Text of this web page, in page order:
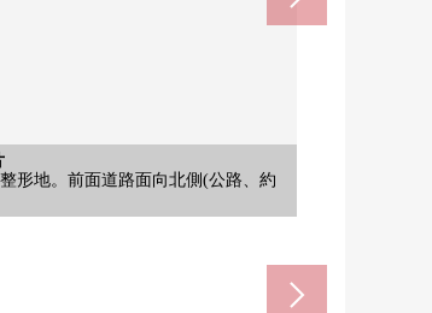
形地。前面道路面向北側(公路、約
形地。前面道路面向北側(公路、約
形地。前面道路面向北側(公路、約
形地。前面道路面向北側(公路、約
外觀
形地。前面道路面向北側(公路、約
形地。前面道路面向北側(公路、約
形地。前面道路面向北側(公路、約
外觀
形地。前面道路面向北側(公路、約
1000m)
)(約1000m)
城線)(約1200m)
600m)